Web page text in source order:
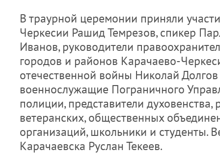
В траурной церемонии приняли
Черкесии Рашид Темрезов, спикер
Иванов, руководители
городов и районов Карачаево-
отечественной войны Николай
военнослужащие Пограничного
полиции, представители духовенства,
ветеранских, общественных
организаций, школьники и студенты.
Карачаевска Руслан Текеев.